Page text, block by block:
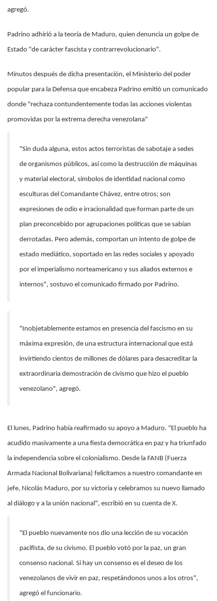
agregó.
Padrino adhirió a la teoría de Maduro, quien denuncia un golpe de
Estado "de carácter fascista y contrarrevolucionario".
Minutos después de dicha presentación, el Ministerio del poder
popular para la Defensa que encabeza Padrino emitió un comunicado
donde "rechaza contundentemente todas las acciones violentas
promovidas por la extrema derecha venezolana"
"Sin duda alguna, estos actos terroristas de sabotaje a sedes
de organismos públicos, así como la destrucción de máquinas
y material electoral, símbolos de identidad nacional como
esculturas del Comandante Chávez, entre otros; son
expresiones de odio e irracionalidad que forman parte de un
plan preconcebido por agrupaciones políticas que se sabían
derrotadas. Pero además, comportan un intento de golpe de
estado mediático, soportado en las redes sociales y apoyado
por el imperialismo norteamericano y sus aliados externos e
internos", sostuvo el comunicado firmado por Padrino.
"Inobjetablemente estamos en presencia del fascismo en su
máxima expresión, de una estructura internacional que está
invirtiendo cientos de millones de dólares para desacreditar la
extraordinaria demostración de civismo que hizo el pueblo
venezolano", agregó.
El lunes, Padrino había reafirmado su apoyo a Maduro. "El pueblo ha
acudido masivamente a una fiesta democrática en paz y ha triunfado
la independencia sobre el colonialismo. Desde la FANB (Fuerza
Armada Nacional Bolivariana) felicitamos a nuestro comandante en
jefe, Nicolás Maduro, por su victoria y celebramos su nuevo llamado
al diálogo y a la unión nacional", escribió en su cuenta de X.
"El pueblo nuevamente nos dio una lección de su vocación
pacifista, de su civismo. El pueblo votó por la paz, un gran
consenso nacional. Si hay un consenso es el deseo de los
venezolanos de vivir en paz, respetándonos unos a los otros",
agregó el funcionario.